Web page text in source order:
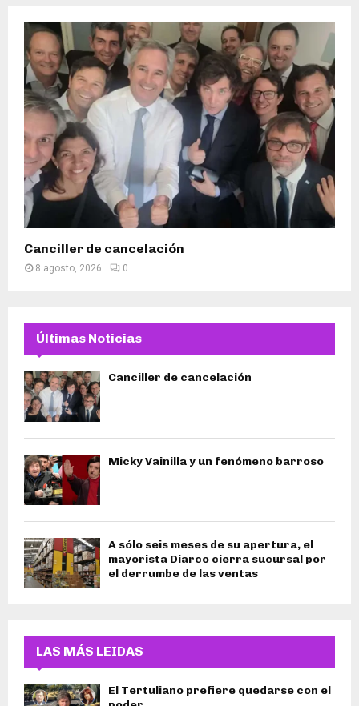
Canciller de cancelación
8 agosto, 2026 0
Últimas Noticias
Canciller de cancelación
Micky Vainilla y un fenómeno barroso
A sólo seis meses de su apertura, el
mayorista Diarco cierra sucursal por
el derrumbe de las ventas
LAS MÁS LEIDAS
El Tertuliano prefiere quedarse con el